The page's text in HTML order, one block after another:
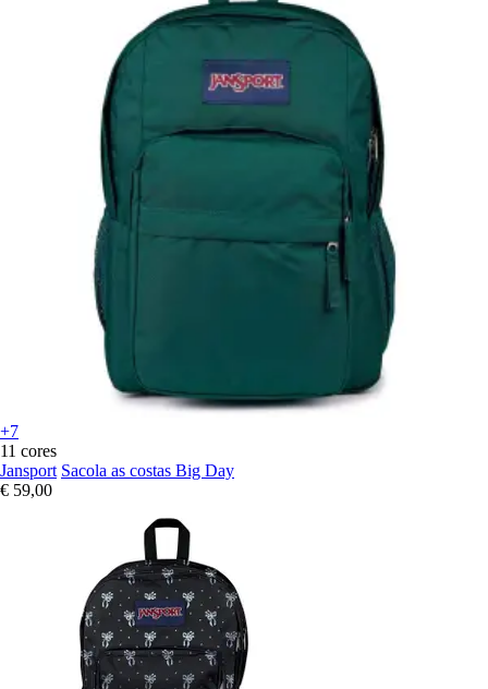
+7
11 cores
Jansport Sacola as costas Big Day
€ 59,00